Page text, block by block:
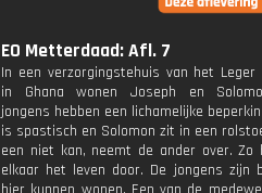
EO Metterdaad: Afl. 7
In een verzorgingstehuis van het Leger
in Ghana wonen Joseph en
jongens hebben een lichamelijke
is spastisch en Solomon zit in een
een niet kan, neemt de ander over. Zo
elkaar het leven door. De jongens zijn